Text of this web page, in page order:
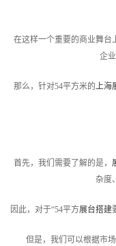
在这样一个重要的商业舞台
企
那么，针对54平方米的上海
首先，我们需要了解的是，
杂度
因此，对于“54平方展台搭建
但是，我们可以根据市